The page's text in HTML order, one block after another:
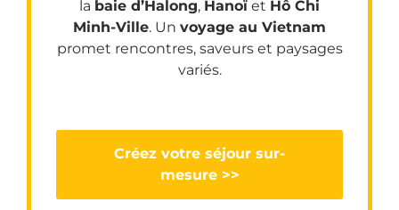
la baie d’Halong, Hanoï et Hô Chi
Minh-Ville. Un voyage au Vietnam
promet rencontres, saveurs et paysages
variés.
Créez votre séjour sur-
mesure >>